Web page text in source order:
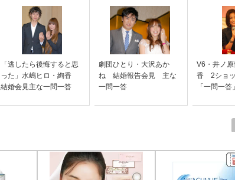
「逃したら後悔すると思
った」水嶋ヒロ・絢香
結婚会見主な一問一答
劇団ひとり・大沢あか
ね 結婚報告会見 主な
一問一答
V6・井ノ
香 2ショ
「一問一答」